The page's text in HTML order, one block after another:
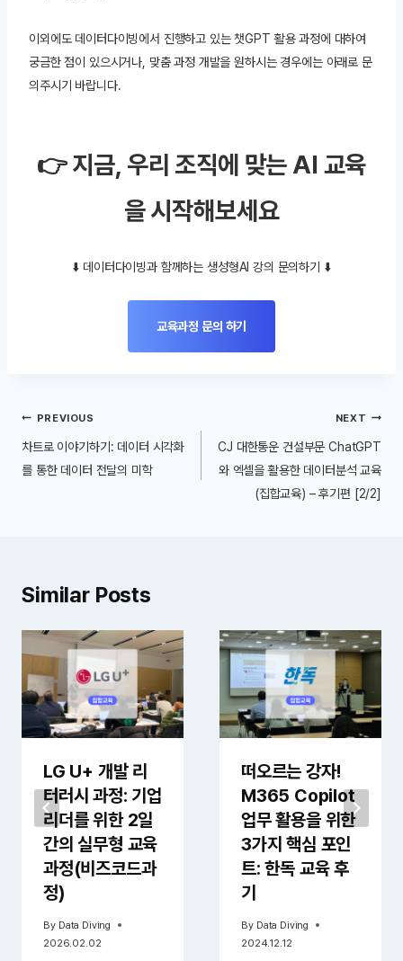
이외에도 데이터다이빙에서 진행하고 있는 챗GPT 활용 과정에 대하여
궁금한 점이 있으시거나, 맞춤 과정 개발을 원하시는 경우에는 아래로 문
의주시기 바랍니다.
👉 지금, 우리 조직에 맞는 AI 교육
을 시작해보세요
⬇️ 데이터다이빙과 함께하는 생성형AI 강의 문의하기 ⬇️
교육과정 문의 하기
글
내
비
PREVIOUS
차트로 이야기하기: 데이터 시각화
를 통한 데이터 전달의 미학
NEXT
CJ 대한통운 건설부문 ChatGPT
와 엑셀을 활용한 데이터분석 교육
(집합교육) – 후기편 [2/2]
Similar Posts
LG U+ 개발 리
터러시 과정: 기업
리더를 위한 2일
간의 실무형 교육
과정(비즈코드과
정)
By Data Diving
2026.02.02
떠오르는 강자!
M365 Copilot
업무 활용을 위한
3가지 핵심 포인
트: 한독 교육 후
기
By Data Diving
2024.12.12